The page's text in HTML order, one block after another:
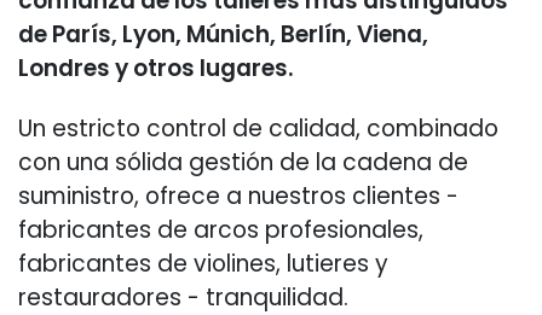
de París, Lyon, Múnich, Berlín, Viena,
Londres y otros lugares.
Un estricto control de calidad, combinado
con una sólida gestión de la cadena de
suministro, ofrece a nuestros clientes -
fabricantes de arcos profesionales,
fabricantes de violines, lutieres y
restauradores - tranquilidad.